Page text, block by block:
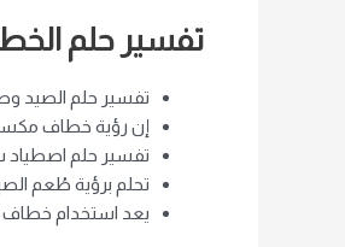
تفسير حلم
تفسير حلم الصيد
إن رؤية خطاف
تفسير حلم اصطياد
تحلم برؤية طُعم
يعد استخدام خطاف